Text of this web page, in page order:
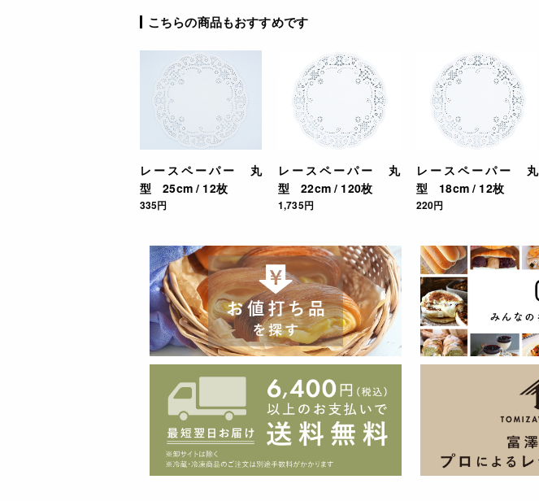
こちらの商品もおすすめです
レースペーパー 丸
型 25cm / 12枚
335円
レースペーパー 丸
型 22cm / 120枚
1,735円
レースペーパー 丸
型 18cm / 12枚
220円